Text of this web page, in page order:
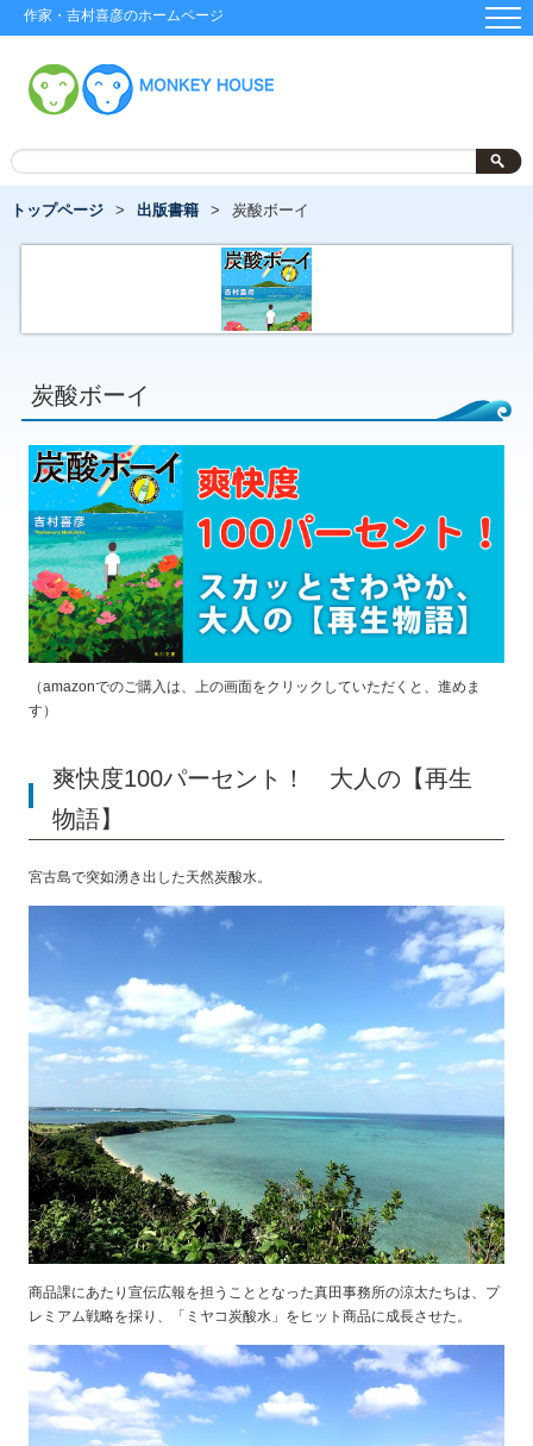
作家・吉村喜彦のホームページ
トップページ 出版書籍 炭酸ボーイ
炭酸ボーイ
（amazonでのご購入は、上の画面をクリックしていただくと、進めま
す）
爽快度100パーセント！ 大人の【再生
物語】
宮古島で突如湧き出した天然炭酸水。
商品課にあたり宣伝広報を担うこととなった真田事務所の涼太たちは、プ
レミアム戦略を採り、「ミヤコ炭酸水」をヒット商品に成長させた。